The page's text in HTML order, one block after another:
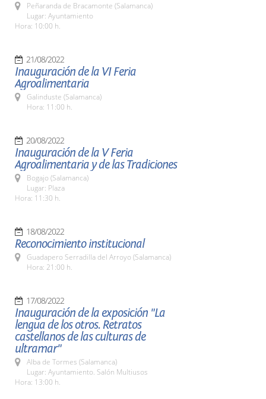
Peñaranda de Bracamonte (Salamanca)
Lugar: Ayuntamiento
Hora: 10:00 h.
21/08/2022
Inauguración de la VI Feria
Agroalimentaria
Galinduste (Salamanca)
Hora: 11:00 h.
20/08/2022
Inauguración de la V Feria
Agroalimentaria y de las Tradiciones
Bogajo (Salamanca)
Lugar: Plaza
Hora: 11:30 h.
18/08/2022
Reconocimiento institucional
Guadapero Serradilla del Arroyo (Salamanca)
Hora: 21:00 h.
17/08/2022
Inauguración de la exposición "La
lengua de los otros. Retratos
castellanos de las culturas de
ultramar"
Alba de Tormes (Salamanca)
Lugar: Ayuntamiento. Salón Multiusos
Hora: 13:00 h.